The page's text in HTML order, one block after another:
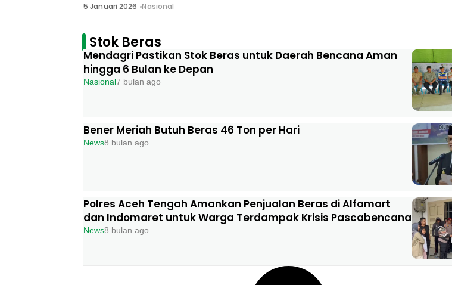
5 Januari 2026 Nasional
Stok Beras
Mendagri Pastikan Stok Beras untuk Daerah Bencana Aman
hingga 6 Bulan ke Depan
Nasional7 bulan ago
Bener Meriah Butuh Beras 46 Ton per Hari
News8 bulan ago
Polres Aceh Tengah Amankan Penjualan Beras di Alfamart
dan Indomaret untuk Warga Terdampak Krisis Pascabencana
News8 bulan ago